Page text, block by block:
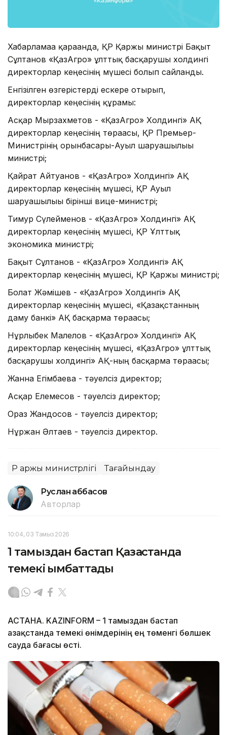
Хабарламаға қарағанда, ҚР Қаржы министрі Бақыт
Сұлтанов «ҚазАгро» ұлттық басқарушы холдингі
директорлар кеңесінің мүшесі болып сайланды.
Енгізілген өзгерістерді ескере отырып,
директорлар кеңесінің құрамы:
Асқар Мырзахметов - «ҚазАгро» Холдингі» АҚ
директорлар кеңесінің төрағасы, ҚР Премьер-
Министрінің орынбасары-Ауыл шаруашылығы
министрі;
Қайрат Айтуғанов - «ҚазАгро» Холдингі» АҚ
директорлар кеңесінің мүшесі, ҚР Ауыл
шаруашылығы бірінші вице-министрі;
Тимур Сүлейменов - «ҚазАгро» Холдингі» АҚ
директорлар кеңесінің мүшесі, ҚР Ұлттық
экономика министрі;
Бақыт Сұлтанов - «ҚазАгро» Холдингі» АҚ
директорлар кеңесінің мүшесі, ҚР Қаржы министрі;
Болат Жәмішев - «ҚазАгро» Холдингі» АҚ
директорлар кеңесінің мүшесі, «Қазақстанның
даму банкі» АҚ басқарма төрағасы;
Нұрлыбек Малелов - «ҚазАгро» Холдингі» АҚ
директорлар кеңесінің мүшесі, «ҚазАгро» ұлттық
басқарушы холдингі» АҚ-ның басқарма төрағасы;
Жанна Егімбаева - тәуелсіз директор;
Асқар Елемесов - тәуелсіз директор;
Ораз Жандосов - тәуелсіз директор;
Нұржан Әлтаев - тәуелсіз директор.
ҚР Қаржы министрлігі Тағайындау
Руслан Ғаббасов
Авторлар
10:04, 03 Тамыз 2026
1 тамыздан бастап Қазақстанда
темекі қымбаттады
АСТАНА. KAZINFORM – 1 тамыздан бастап
Қазақстанда темекі өнімдерінің ең төменгі бөлшек
сауда бағасы өсті.